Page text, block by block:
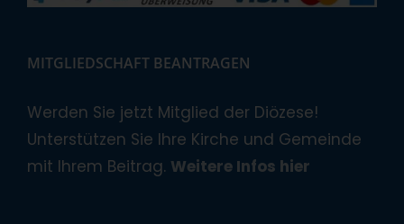
MITGLIEDSCHAFT BEANTRAGEN
Werden Sie jetzt Mitglied der Diözese!
Unterstützen Sie Ihre Kirche und Gemeinde
mit Ihrem Beitrag. Weitere Infos hier